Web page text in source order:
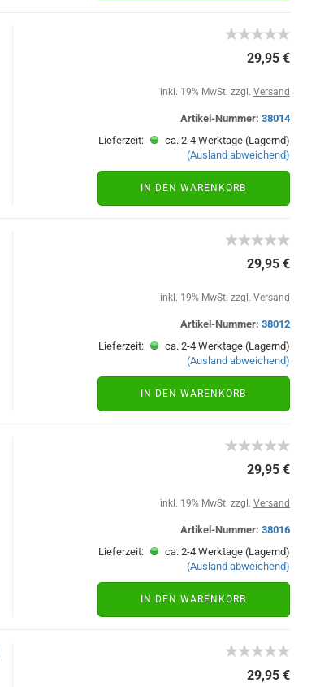
29,95 €
inkl. 19% MwSt. zzgl. Versand
Artikel-Nummer: 38014
Lieferzeit:
ca. 2-4 Werktage (Lagernd)
(Ausland abweichend)
IN DEN WARENKORB
29,95 €
inkl. 19% MwSt. zzgl. Versand
Artikel-Nummer: 38012
Lieferzeit:
ca. 2-4 Werktage (Lagernd)
(Ausland abweichend)
IN DEN WARENKORB
29,95 €
inkl. 19% MwSt. zzgl. Versand
Artikel-Nummer: 38016
Lieferzeit:
ca. 2-4 Werktage (Lagernd)
(Ausland abweichend)
IN DEN WARENKORB
29,95 €